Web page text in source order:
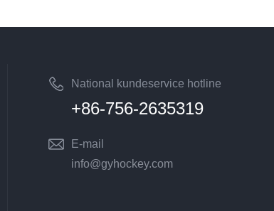
National kundeservice hotline
+86-756-2635319
E-mail
info@gyhockey.com